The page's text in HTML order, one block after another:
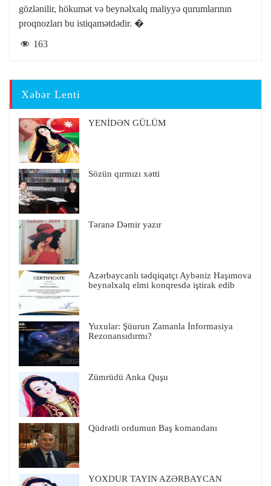
gözlənilir, hökumət və beynəlxalq maliyyə qurumlarının
proqnozları bu istiqamətdədir. �
163
Xəbər Lenti
YENİDƏN GÜLÜM
Sözün qırmızı xətti
Təranə Dəmir yazır
Azərbaycanlı tədqiqatçı Aybəniz Haşımova
beynəlxalq elmi konqresdə iştirak edib
Yuxular: Şüurun Zamanla İnformasiya
Rezonansıdırmı?
Zümrüdü Anka Quşu
Qüdrətli ordumun Baş komandanı
YOXDUR TAYIN AZƏRBAYCAN